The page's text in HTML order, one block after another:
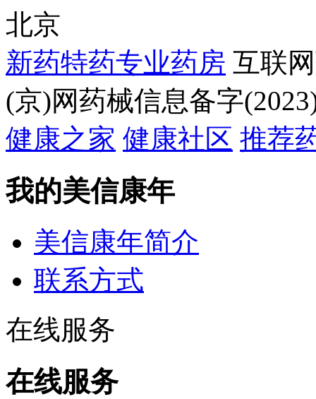
北京
新药特药专业药房 互联
(京)网药械信息备字
健康之家 健康社区 推荐
我的美信康年
美信康年简介
联系方式
在线服务
在线服务